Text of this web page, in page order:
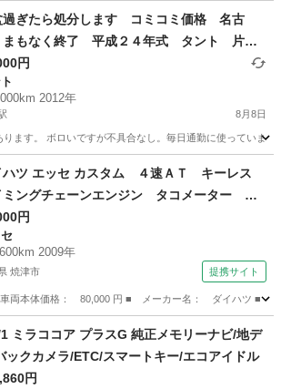
ムーヴ
過ぎたら処分します コミコミ価格 名古
もなく終了 平成２４年式 タント 片側
イドドア アイドリングストップ
円
2012年
8月8日
ります。 ボロいですが不具合なし。毎日通勤に使っていま
神領駅 タント エンジン
ハツ エッセ カスタム ４速ＡＴ キーレス
ミングチェーンエンジン タコメーター 純
ロ （検8.12）
円
2009年
焼津市 提携サイト
両本体価格： 80,000 円 ■ メーカー名： ダイハツ ■
ミラココア プラスG 純正メモリーナビ/地デ
ックカメラ/ETC/スマートキー/エコアイドル
円